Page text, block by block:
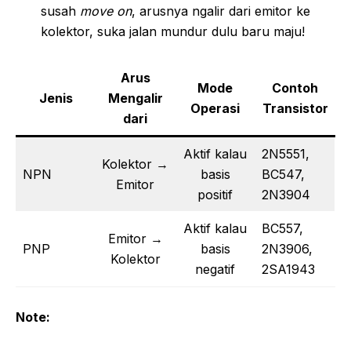
susah move on, arusnya ngalir dari emitor ke
kolektor, suka jalan mundur dulu baru maju!
Jenis
Arus
Mengalir
dari
Mode
Operasi
Contoh
Transistor
NPN
Kolektor →
Emitor
Aktif kalau
basis
positif
2N5551,
BC547,
2N3904
PNP
Emitor →
Kolektor
Aktif kalau
basis
negatif
BC557,
2N3906,
2SA1943
Note: